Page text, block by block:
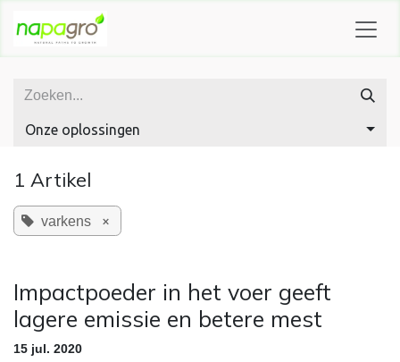
Onze oplossingen
1 Artikel
varkens ×
Impactpoeder in het voer geeft
lagere emissie en betere mest
15 jul. 2020